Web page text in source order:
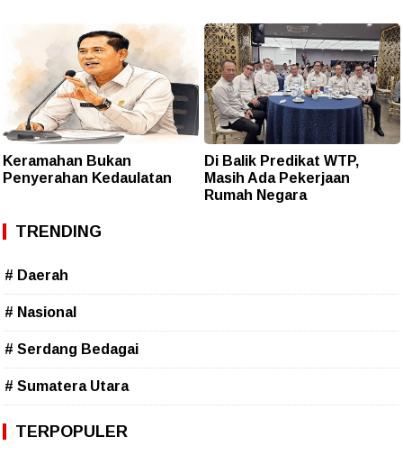
Keramahan Bukan
Penyerahan Kedaulatan
Di Balik Predikat WTP,
Masih Ada Pekerjaan
Rumah Negara
TRENDING
# Daerah
# Nasional
# Serdang Bedagai
# Sumatera Utara
TERPOPULER